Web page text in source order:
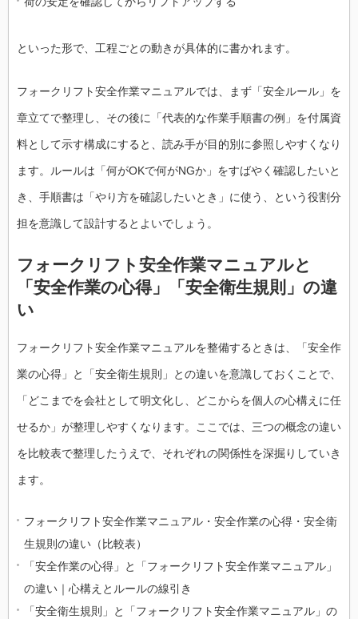
といった形で、工程ごとの動きが具体的に書かれます。
フォークリフト安全作業マニュアルでは、まず「安全ルール」を
章立てで整理し、その後に「代表的な作業手順書の例」を付属資
料として示す構成にすると、読み手が目的別に参照しやすくなり
ます。ルールは「何がOKで何がNGか」をすばやく確認したいと
き、手順書は「やり方を確認したいとき」に使う、という役割分
担を意識して設計するとよいでしょう。
フォークリフト安全作業マニュアルと
「安全作業の心得」「安全衛生規則」の違
い
フォークリフト安全作業マニュアルを整備するときは、「安全作
業の心得」と「安全衛生規則」との違いを意識しておくことで、
「どこまでを会社として明文化し、どこからを個人の心構えに任
せるか」が整理しやすくなります。ここでは、三つの概念の違い
を比較表で整理したうえで、それぞれの関係性を深掘りしていき
ます。
フォークリフト安全作業マニュアル・安全作業の心得・安全衛
生規則の違い（比較表）
「安全作業の心得」と「フォークリフト安全作業マニュアル」
の違い｜心構えとルールの線引き
「安全衛生規則」と「フォークリフト安全作業マニュアル」の